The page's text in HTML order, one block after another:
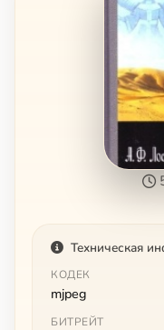
Техническая
КОДЕК
mjpeg
БИТРЕЙТ